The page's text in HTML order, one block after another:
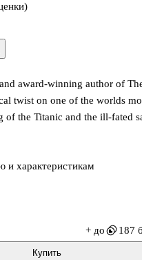
award-winning author of
twist on one of the worlds
of the Titanic and the ill-fated
is haunting the ship.
set sail. Several of them,
Mark Fletcher, and millionaires
are convinced theres
и характеристикам
+ до 187
Купить